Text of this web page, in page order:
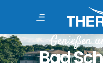
Genießen
Bad